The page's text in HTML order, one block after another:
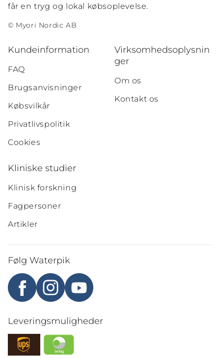
får en tryg og lokal købsoplevelse.
© Myori Nordic AB
Kundeinformation
FAQ
Brugsanvisninger
Købsvilkår
Privatlivspolitik
Cookies
Virksomhedsoplysnin
ger
Om os
Kontakt os
Kliniske studier
Klinisk forskning
Fagpersoner
Artikler
Følg Waterpik
Leveringsmuligheder